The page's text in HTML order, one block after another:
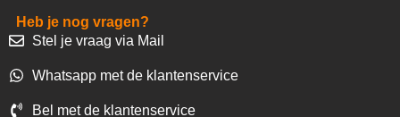
Heb je nog vragen?
Stel je vraag via Mail
Whatsapp met de klantenservice
Bel met de klantenservice